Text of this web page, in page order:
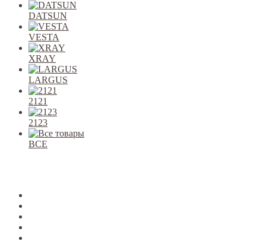
DATSUN
VESTA
XRAY
LARGUS
2121
2123
ВСЕ